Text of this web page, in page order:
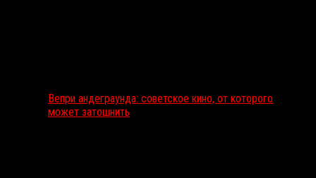
Вепри андеграунда: советское кино, от которого
может затошнить